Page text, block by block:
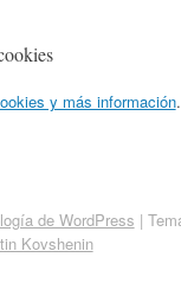
y más información.
de WordPress |
Kovshenin